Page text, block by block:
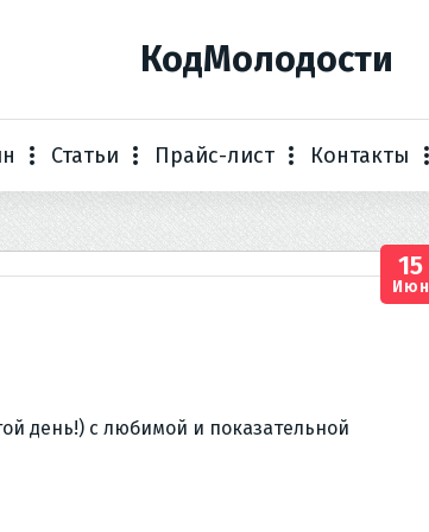
КодМолодости
Статьи Прайс-лист Контакты
15
Июн
день!) с любимой и показательной